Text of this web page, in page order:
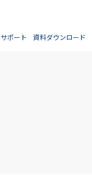
ポート 資料ダウンロード